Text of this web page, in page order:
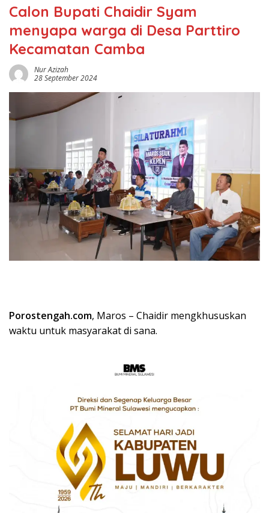
Calon Bupati Chaidir Syam
menyapa warga di Desa Parttiro
Kecamatan Camba
Nur Azizah
28 September 2024
Porostengah.com, Maros – Chaidir mengkhususkan
waktu untuk masyarakat di sana.